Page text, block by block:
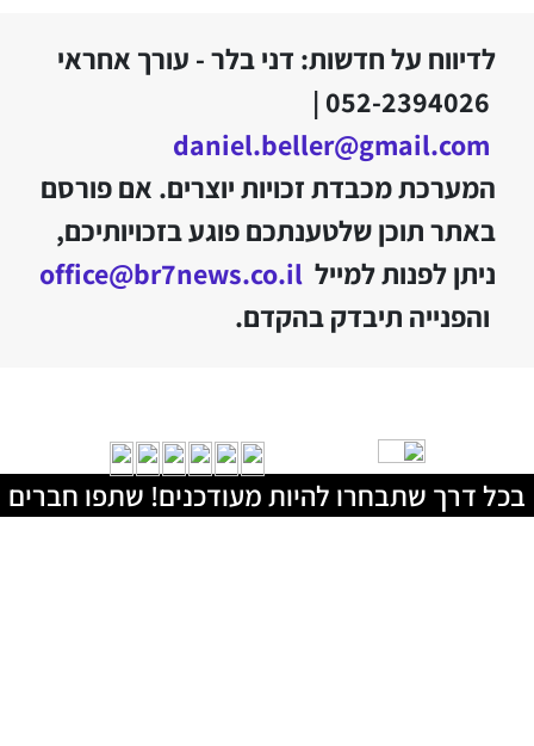
לדיווח על חדשות: דני בלר - עורך אחראי
052-2394026 |
daniel.beller@gmail.com
המערכת מכבדת זכויות יוצרים. אם פורסם
באתר תוכן שלטענתכם פוגע בזכויותיכם,
ניתן לפנות למייל office@br7news.co.il
והפנייה תיבדק בהקדם.
בכל דרך שתבחרו להיות מעודכנים! שתפו חברים